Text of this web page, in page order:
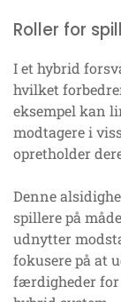
Roller for
I et hybrid
hvilket
eksempel kan
modtagere i
opretholder
Denne
spillere på
udnytter
fokusere på at
færdigheder for